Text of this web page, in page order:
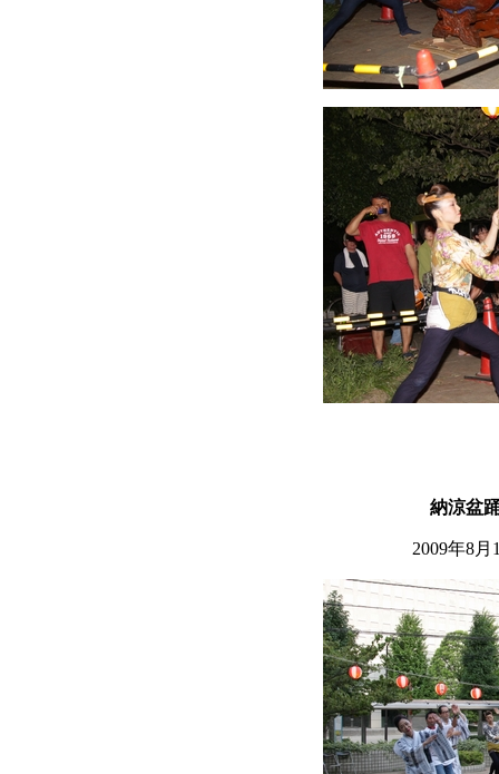
納涼盆
2009年8